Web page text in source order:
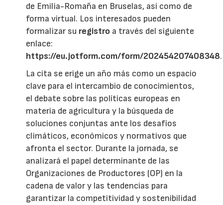
de Emilia-Romaña en Bruselas, así como de
forma virtual. Los interesados pueden
formalizar su registro a través del siguiente
enlace:
https://eu.jotform.com/form/202454207408348.
La cita se erige un año más como un espacio
clave para el intercambio de conocimientos,
el debate sobre las políticas europeas en
materia de agricultura y la búsqueda de
soluciones conjuntas ante los desafíos
climáticos, económicos y normativos que
afronta el sector. Durante la jornada, se
analizará el papel determinante de las
Organizaciones de Productores (OP) en la
cadena de valor y las tendencias para
garantizar la competitividad y sostenibilidad